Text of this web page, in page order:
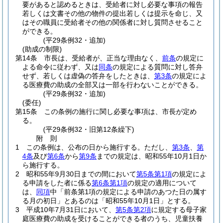
要があると認めるときは、受給者に対し必要な事項の報告
若しくは文書その他の物件の提出若しくは提示を命じ、又
はその職員に受給者その他の関係者に対し質問させること
ができる。
(平29条例32・追加)
(助成の制限)
第14条
市長は、受給者が、正当な理由なく、 前条の規定に
よる命令に従わず、又は同条の規定による質問に対し答弁
せず、若しくは虚偽の答弁をしたときは、 第3条の規定によ
る医療費の助成の全部又は一部を行わないことができる。
(平29条例32・追加)
(委任)
第15条
この条例の施行に関し必要な事項は、市長が定め
る。
(平29条例32・旧第12条繰下)
附 則
1
この条例は、公布の日から施行する。 ただし、 第3条
第
4条及び第6条から第9条 までの規定は、昭和55年10月1日か
ら施行する。
2
昭和55年9月30日までの間において第5条第1項の規定によ
る申請をした者に係る第6条第1項の規定の適用について
は、 同項中「前条第1項の規定による申請のあつた日の属す
る月の初日」とあるのは「昭和55年10月1日」とする。
3
平成10年7月31日において、 第5条第2項に規定する母子家
庭医療費の助成を受けることができる者のうち、児童扶養